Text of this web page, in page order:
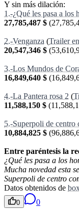
Y sin más dilación:
1.-¿Qué les pasa a los
27,785,487 $ (
2.-Venganza (Trailer
20,547,346 $ (
3.-Los Mundos de
16,849,640 $ (
4.-La Pantera rosa 2 (
11,588,150 $ (
5.-Superpoli de centro
10,884,825 $ (
Entre paréntesis la
¿Qué les pasa a los
Mucha novedad esta
Superpoli de centro
Datos obtenidos de
0 0